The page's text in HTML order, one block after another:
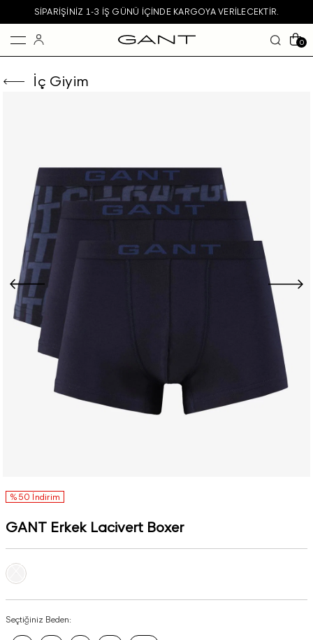
SIPARIŞINIZ 1-3 IŞ GÜNÜ IÇINDE KARGOYA VERILECEKTIR.
0
İç Giyim
%50 İndirim
GANT Erkek Lacivert Boxer
Seçtiğiniz Beden: